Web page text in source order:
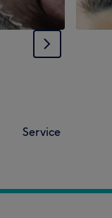
Service